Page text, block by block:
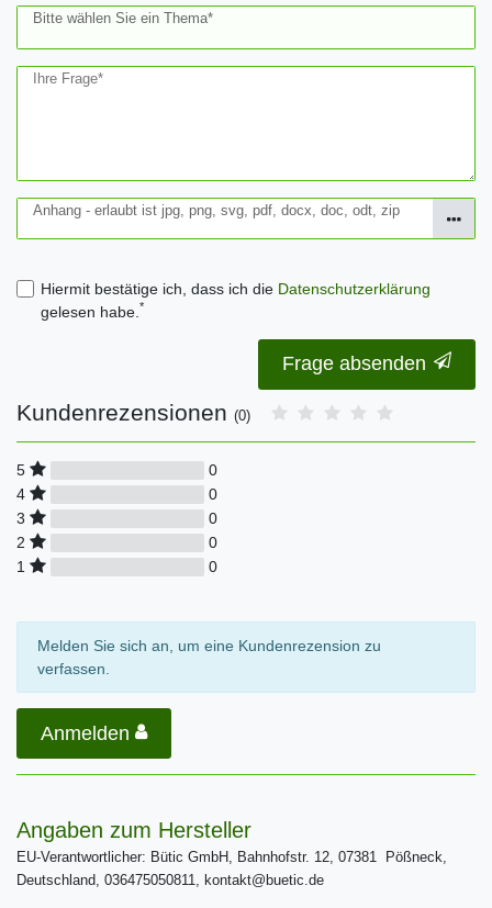
Bitte wählen Sie ein Thema*
Ihre Frage*
Anhang - erlaubt ist jpg, png, svg, pdf, docx, doc, odt, zip
Hiermit bestätige ich, dass ich die Daten­schutz­erklärung
gelesen habe. *
Frage absenden
Kundenrezensionen (0)
5
0
4
0
3
0
2
0
1
0
Melden Sie sich an, um eine Kundenrezension zu
verfassen.
Anmelden
Angaben zum Hersteller
EU-Verantwortlicher: Bütic GmbH, Bahnhofstr. 12, 07381 Pößneck,
Deutschland, 036475050811, kontakt@buetic.de